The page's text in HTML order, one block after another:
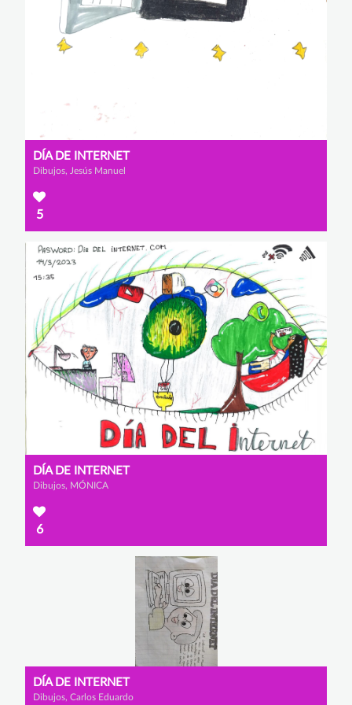
DÍA DE INTERNET
Dibujos, Jesús Manuel
5
DÍA DE INTERNET
Dibujos, MÓNICA
6
DÍA DE INTERNET
Dibujos, Carlos Eduardo